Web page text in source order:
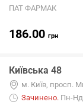
ПАТ ФАРМАК
186.00 грн
Київська 48
м. Київ, просп.
Зачинено. Пн-